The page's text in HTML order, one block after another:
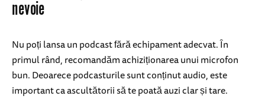
nevoie
Nu poți lansa un podcast fără echipament adecvat. În
primul rând, recomandăm achiziționarea unui microfon
bun. Deoarece podcasturile sunt conținut audio, este
important ca ascultătorii să te poată auzi clar și tare.